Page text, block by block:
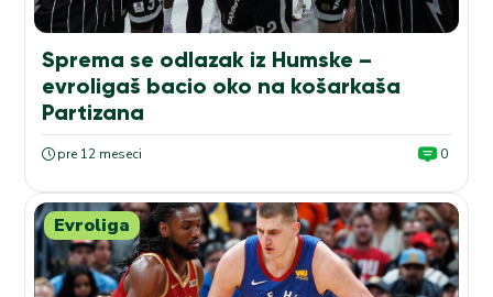
Sprema se odlazak iz Humske –
evroligaš bacio oko na košarkaša
Partizana
pre 12 meseci 0
Evroliga